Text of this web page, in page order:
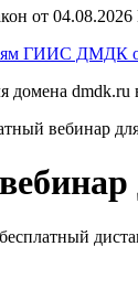
от
ГИИС ДМДК
домена
вебинар